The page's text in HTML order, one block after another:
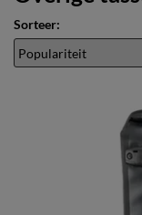
Sorteer: